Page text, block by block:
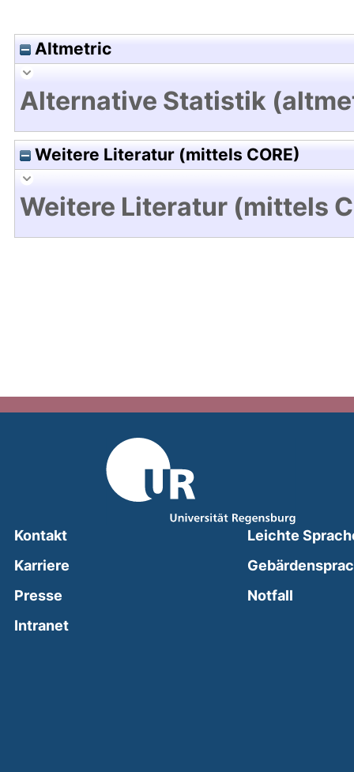
Altmetric
Alternative Statistik
Weitere Literatur (mittels CORE)
Weitere Literatur (mittels
Kontakt
Karriere
Presse
Intranet(external link, opens in a new window)
Leichte
Notfall